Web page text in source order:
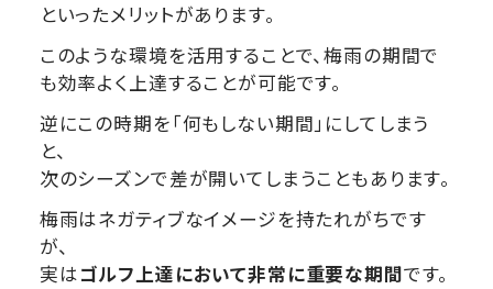
といったメリットがあります。
このような環境を活用することで、梅雨の期間で
も効率よく上達することが可能です。
逆にこの時期を「何もしない期間」にしてしまう
と、
次のシーズンで差が開いてしまうこともあります。
梅雨はネガティブなイメージを持たれがちです
が、
実はゴルフ上達において非常に重要な期間です。